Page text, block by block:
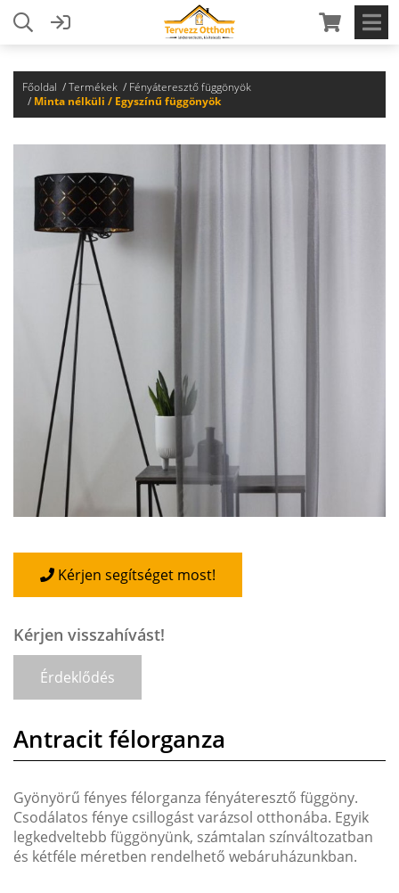
Főoldal Termékek
Fényáteresztő függönyök
Minta nélküli / Egyszínű függönyök
Kérjen segítséget most!
Kérjen visszahívást!
Érdeklődés
Antracit félorganza
Gyönyörű fényes félorganza fényáteresztő függöny.
Csodálatos fénye csillogást varázsol otthonába. Egyik
legkedveltebb függönyünk, számtalan színváltozatban
és kétféle méretben rendelhető webáruházunkban.